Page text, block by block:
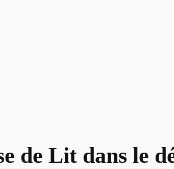
de Lit dans le